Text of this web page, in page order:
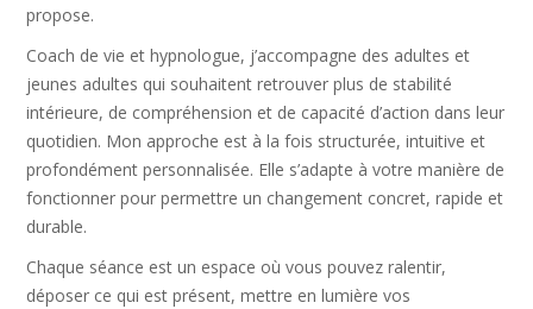
propose.
Coach de vie et hypnologue, j’accompagne des adultes et
jeunes adultes qui souhaitent retrouver plus de stabilité
intérieure, de compréhension et de capacité d’action dans leur
quotidien. Mon approche est à la fois structurée, intuitive et
profondément personnalisée. Elle s’adapte à votre manière de
fonctionner pour permettre un changement concret, rapide et
durable.
Chaque séance est un espace où vous pouvez ralentir,
déposer ce qui est présent, mettre en lumière vos